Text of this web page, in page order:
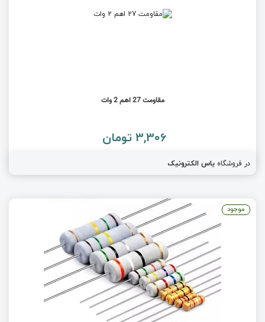
مقاومت 27 اهم 2 وات
3,306 تومان
در فروشگاه یاس الکترونیک
موجود